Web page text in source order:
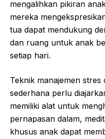
mengalihkan pikiran
mereka
tua dapat mendukung
dan ruang untuk anak
setiap hari.
Teknik manajemen stres
sederhana perlu
memiliki alat untuk
pernapasan dalam,
khusus anak dapat